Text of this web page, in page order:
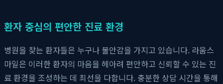
환자 중심의 편안한 진료 환경
병원을 찾는 환자들은 누구나 불안감을 가지고 있습니다. 라움스
마일은 이러한 환자의 마음을 헤아려 편안하고 신뢰할 수 있는 진
료 환경을 조성하는 데 최선을 다합니다. 충분한 상담 시간을 통해